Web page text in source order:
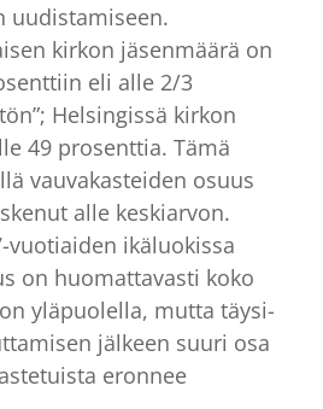
uudistamiseen.
kirkon jäsenmäärä on
eli alle 2/3
Helsingissä kirkon
49 prosenttia. Tämä
vauvakasteiden osuus
alle keskiarvon.
vuotiaiden ikäluokissa
on huomattavasti koko
yläpuolella, mutta täysi-
jälkeen suuri osa
eronnee